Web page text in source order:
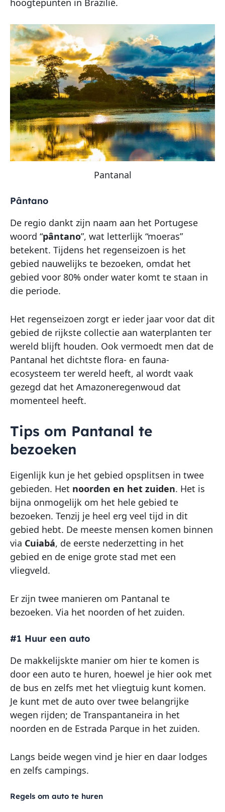
hoogtepunten in Brazilië.
Pantanal
Pântano
De regio dankt zijn naam aan het Portugese
woord “pântano”, wat letterlijk “moeras”
betekent. Tijdens het regenseizoen is het
gebied nauwelijks te bezoeken, omdat het
gebied voor 80% onder water komt te staan in
die periode.
Het regenseizoen zorgt er ieder jaar voor dat dit
gebied de rijkste collectie aan waterplanten ter
wereld blijft houden. Ook vermoedt men dat de
Pantanal het dichtste flora- en fauna-
ecosysteem ter wereld heeft, al wordt vaak
gezegd dat het Amazoneregenwoud dat
momenteel heeft.
Tips om Pantanal te
bezoeken
Eigenlijk kun je het gebied opsplitsen in twee
gebieden. Het noorden en het zuiden. Het is
bijna onmogelijk om het hele gebied te
bezoeken. Tenzij je heel erg veel tijd in dit
gebied hebt. De meeste mensen komen binnen
via Cuiabá, de eerste nederzetting in het
gebied en de enige grote stad met een
vliegveld.
Er zijn twee manieren om Pantanal te
bezoeken. Via het noorden of het zuiden.
#1 Huur een auto
De makkelijskte manier om hier te komen is
door een auto te huren, hoewel je hier ook met
de bus en zelfs met het vliegtuig kunt komen.
Je kunt met de auto over twee belangrijke
wegen rijden; de Transpantaneira in het
noorden en de Estrada Parque in het zuiden.
Langs beide wegen vind je hier en daar lodges
en zelfs campings.
Regels om auto te huren